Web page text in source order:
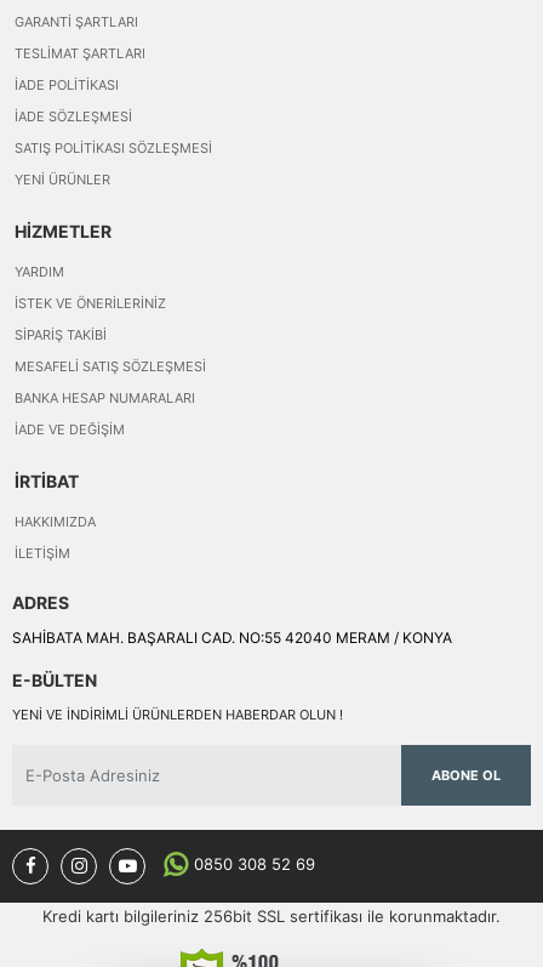
GARANTI ŞARTLARI
TESLIMAT ŞARTLARI
İADE POLITIKASI
İADE SÖZLEŞMESI
SATIŞ POLITIKASI SÖZLEŞMESI
YENI ÜRÜNLER
HİZMETLER
YARDIM
İSTEK VE ÖNERILERINIZ
SIPARIŞ TAKIBI
MESAFELI SATIŞ SÖZLEŞMESI
BANKA HESAP NUMARALARI
İADE VE DEĞIŞIM
İRTİBAT
HAKKIMIZDA
İLETIŞIM
ADRES
SAHİBATA MAH. BAŞARALI CAD. NO:55 42040 MERAM / KONYA
E-BÜLTEN
YENI VE INDIRIMLI ÜRÜNLERDEN HABERDAR OLUN !
ABONE OL
0850 308 52 69
Kredi kartı bilgileriniz 256bit SSL sertifikası ile korunmaktadır.